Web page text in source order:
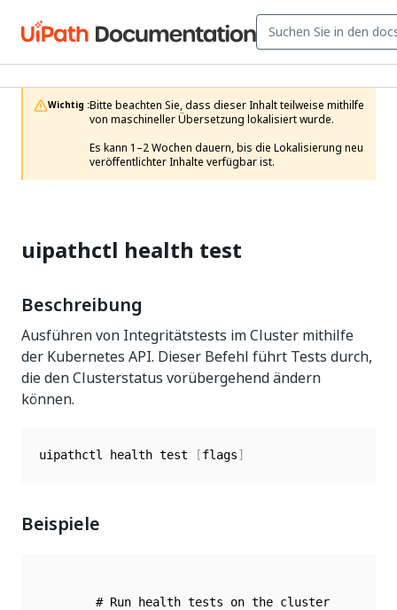
Wichtig :Bitte beachten Sie, dass dieser Inhalt teilweise mithilfe
von maschineller Übersetzung lokalisiert wurde.
Es kann 1–2 Wochen dauern, bis die Lokalisierung neu
veröffentlichter Inhalte verfügbar ist.
uipathctl health test
Beschreibung
Ausführen von Integritätstests im Cluster mithilfe
der Kubernetes API. Dieser Befehl führt Tests durch,
die den Clusterstatus vorübergehend ändern
können.
uipathctl health test [flags]
Beispiele
        # Run health tests on the cluster